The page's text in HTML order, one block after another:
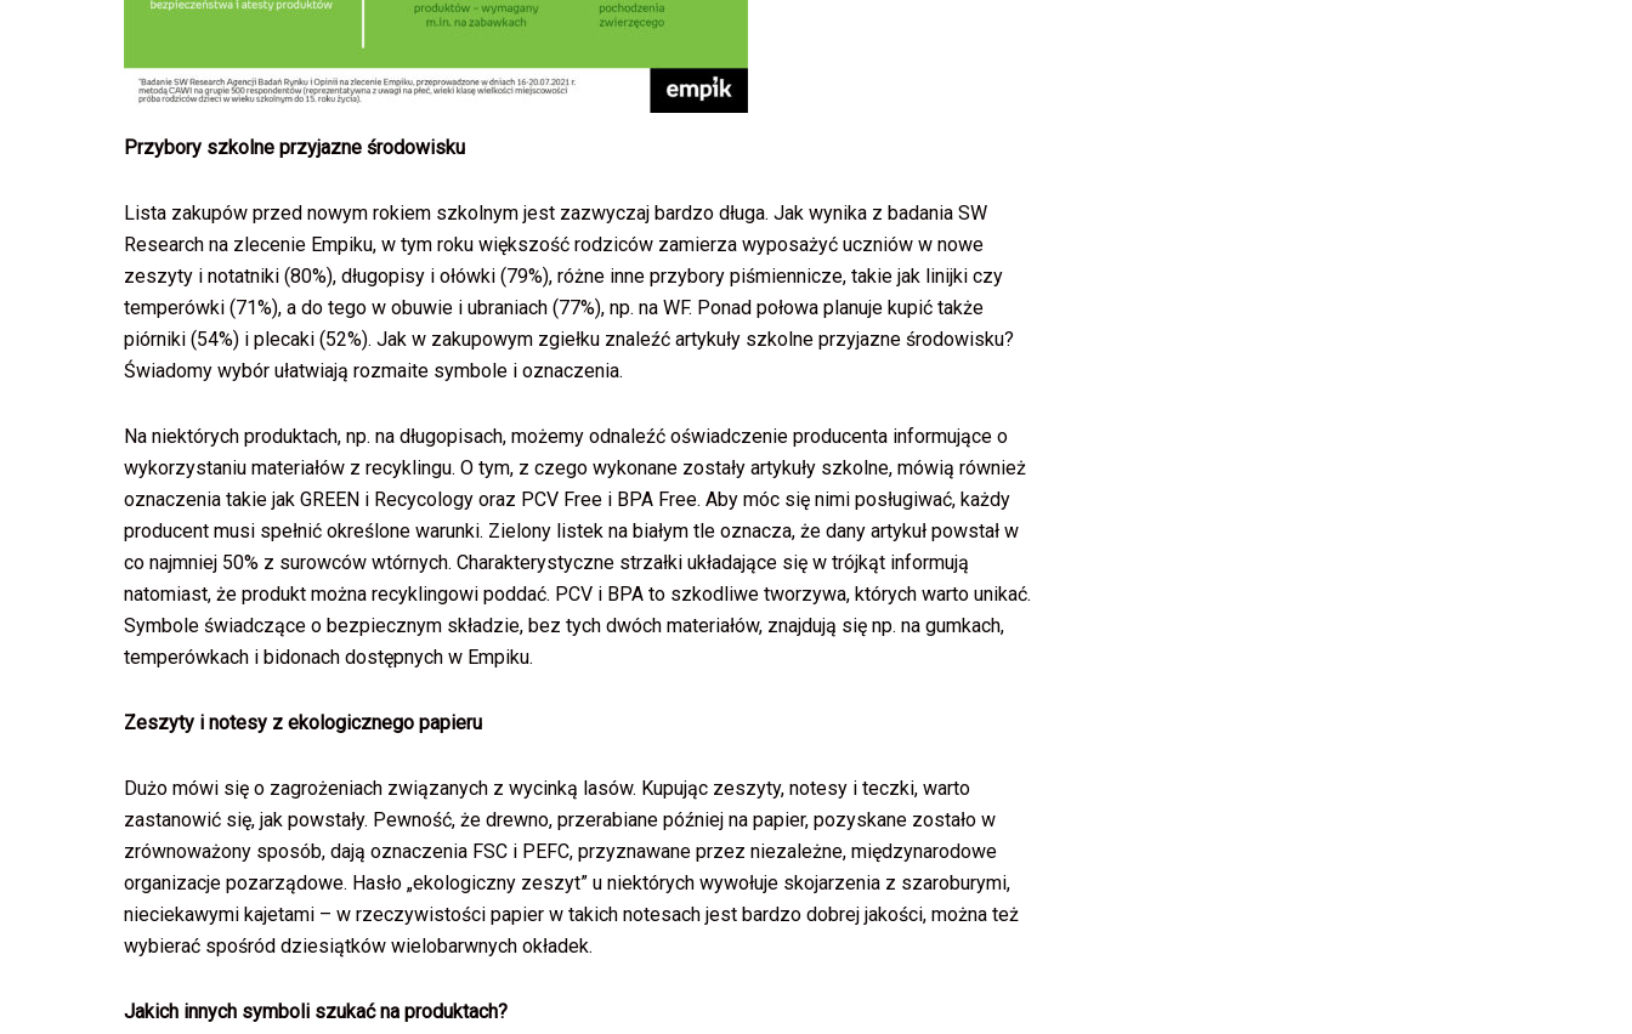
Przybory szkolne przyjazne środowisku
Lista zakupów przed nowym rokiem szkolnym jest zazwyczaj bardzo długa. Jak wynika z badania SW
Research na zlecenie Empiku, w tym roku większość rodziców zamierza wyposażyć uczniów w nowe
zeszyty i notatniki (80%), długopisy i ołówki (79%), różne inne przybory piśmiennicze, takie jak linijki czy
temperówki (71%), a do tego w obuwie i ubraniach (77%), np. na WF. Ponad połowa planuje kupić także
piórniki (54%) i plecaki (52%). Jak w zakupowym zgiełku znaleźć artykuły szkolne przyjazne środowisku?
Świadomy wybór ułatwiają rozmaite symbole i oznaczenia.
Na niektórych produktach, np. na długopisach, możemy odnaleźć oświadczenie producenta informujące o
wykorzystaniu materiałów z recyklingu. O tym, z czego wykonane zostały artykuły szkolne, mówią również
oznaczenia takie jak GREEN i Recycology oraz PCV Free i BPA Free. Aby móc się nimi posługiwać, każdy
producent musi spełnić określone warunki. Zielony listek na białym tle oznacza, że dany artykuł powstał w
co najmniej 50% z surowców wtórnych. Charakterystyczne strzałki układające się w trójkąt informują
natomiast, że produkt można recyklingowi poddać. PCV i BPA to szkodliwe tworzywa, których warto unikać.
Symbole świadczące o bezpiecznym składzie, bez tych dwóch materiałów, znajdują się np. na gumkach,
temperówkach i bidonach dostępnych w Empiku.
Zeszyty i notesy z ekologicznego papieru
Dużo mówi się o zagrożeniach związanych z wycinką lasów. Kupując zeszyty, notesy i teczki, warto
zastanowić się, jak powstały. Pewność, że drewno, przerabiane później na papier, pozyskane zostało w
zrównoważony sposób, dają oznaczenia FSC i PEFC, przyznawane przez niezależne, międzynarodowe
organizacje pozarządowe. Hasło „ekologiczny zeszyt” u niektórych wywołuje skojarzenia z szaroburymi,
nieciekawymi kajetami – w rzeczywistości papier w takich notesach jest bardzo dobrej jakości, można też
wybierać spośród dziesiątków wielobarwnych okładek.
Jakich innych symboli szukać na produktach?